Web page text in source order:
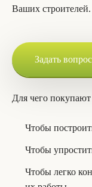
Ваших строителей.
Задать
Для чего покупают
Чтобы
Чтобы
Чтобы легко